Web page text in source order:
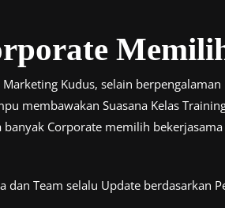
Kudus, selain
membawakan Suasana Kelas
Corporate memilih
Team selalu Update berdasarkan